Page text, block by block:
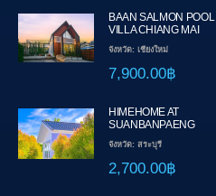
BAAN SALMON POOL
VILLA CHIANG MAI
จังหวัด: เชียงใหม่
7,900.00฿
HIMEHOME AT
SUANBANPAENG
จังหวัด: สระบุรี
2,700.00฿